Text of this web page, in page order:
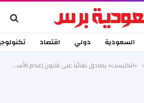
السعودية دولي اقتصاد
«الكنيست» يصادق نهائياً على قانون إعدام الأسرى الفلسطينيين